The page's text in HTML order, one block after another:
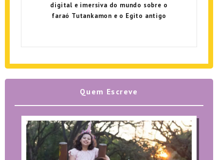
digital e imersiva do mundo sobre o
faraó Tutankamon e o Egito antigo
Quem Escreve